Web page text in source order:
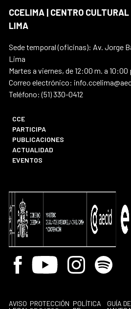
CCELIMA | CENTRO
LIMA
Sede temporal (oficinas): Av. Jorge
Lima
Martes a viernes, de 12:00 m. a 10:00
Correo electrónico:
Teléfono: (51) 330-0412
CCE
PARTICIPA
PUBLICACIONES
ACTUALIDAD
EVENTOS
Facebook
Youtube InstagramSpotify
AVISO PROTECCIÓN POLÍTICA
GUÍA DE